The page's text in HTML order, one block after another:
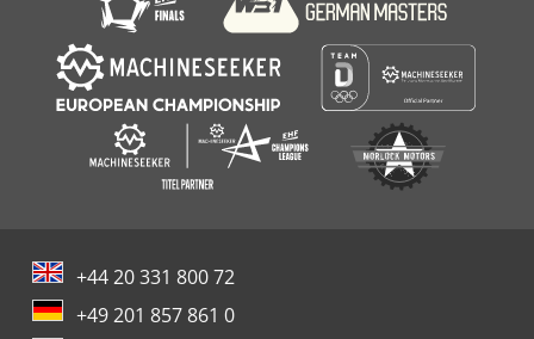
+44 20 331 800 72
+49 201 857 861 0